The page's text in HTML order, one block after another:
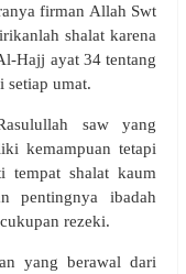
firman Allah Swt
shalat karena
Hajj ayat 34 tentang
setiap umat.
saw yang
kemampuan tetapi
tempat shalat kaum
pentingnya ibadah
rezeki.
yang berawal dari